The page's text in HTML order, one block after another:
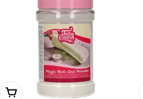
IN DEN WARENKORB